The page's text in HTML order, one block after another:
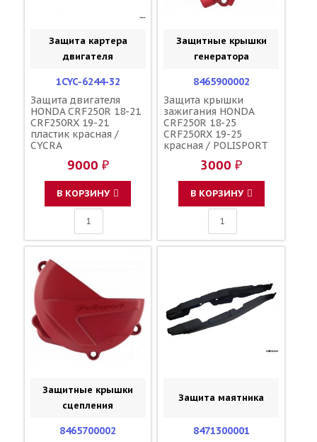
Защита картера
двигателя
1CYC-6244-32
Защита двигателя
HONDA CRF250R 18-21
CRF250RX 19-21
пластик красная /
CYCRA
9000 ₽
В КОРЗИНУ
Защитные крышки
генератора
8465900002
Защита крышки
зажигания HONDA
CRF250R 18-25
CRF250RX 19-25
красная / POLISPORT
3000 ₽
В КОРЗИНУ
Защитные крышки
сцепления
8465700002
Защита маятника
8471300001